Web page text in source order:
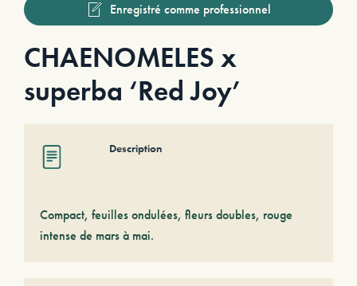
Enregistré comme professionnel
CHAENOMELES x
superba ‘Red Joy’
Description
Compact, feuilles ondulées, fleurs doubles, rouge
intense de mars à mai.